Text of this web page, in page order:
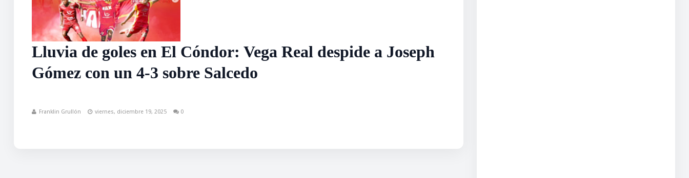
Lluvia de goles en El Cóndor: Vega Real despide a Joseph
Gómez con un 4-3 sobre Salcedo
Franklin Grullón viernes, diciembre 19, 2025 0